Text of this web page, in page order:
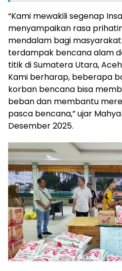
“Kami mewakili segenap
menyampaikan rasa
mendalam bagi
terdampak bencana alam
titik di Sumatera Utara,
Kami berharap, beberapa
korban bencana bisa
beban dan membantu
pasca bencana,” ujar
Desember 2025.